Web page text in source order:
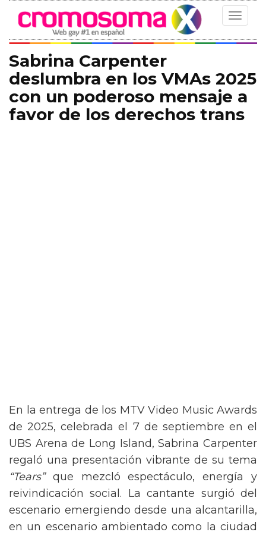
Toggle
Sabrina Carpenter
deslumbra en los VMAs 2025
con un poderoso mensaje a
favor de los derechos trans
En la entrega de los MTV Video Music Awards
de 2025, celebrada el 7 de septiembre en el
UBS Arena de Long Island, Sabrina Carpenter
regaló una presentación vibrante de su tema
“Tears”que mezcló espectáculo, energía y
reivindicación social. La cantante surgió del
escenario emergiendo desde una alcantarilla,
en un escenario ambientado como la ciudad